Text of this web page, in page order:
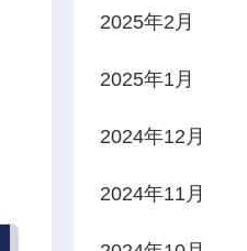
2025年2月
2025年1月
2024年12月
2024年11月